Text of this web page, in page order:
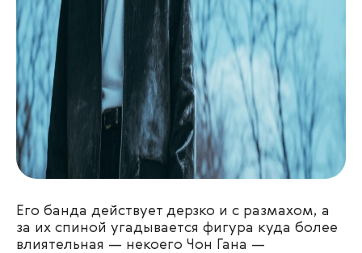
Его банда действует дерзко и с размахом, а
за их спиной угадывается фигура куда более
влиятельная — некоего Чон Гана —